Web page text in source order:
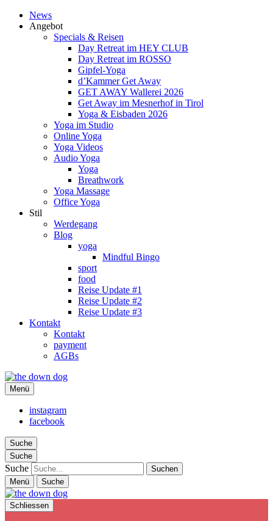
News
Angebot
Specials & Reisen
Day Retreat im HEY CLUB
Day Retreat im ROSSO
Gipfel-Yoga
d’Kammer Get Away
GET AWAY Wallerei 2026
Get Away im Mesnerhof in Tirol
Yoga & Eisbaden 2026
Yoga im Studio
Online Yoga
Yoga Videos
Audio Yoga
Yoga
Breathwork
Yoga Massage
Office Yoga
Stil
Werdegang
Blog
yoga
Mindful Bingo
sport
food
Reise Update #1
Reise Update #2
Reise Update #3
Kontakt
Kontakt
payment
AGBs
the down dog
Christina Ilchman
Menü
instagram
facebook
Suche
Suche
Suche
Menü Suche
Schliessen